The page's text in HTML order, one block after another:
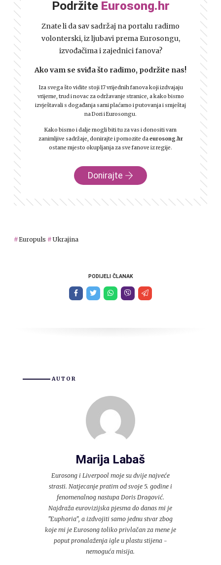
Podržite Eurosong.hr
Znate li da sav sadržaj na portalu radimo
volonterski, iz ljubavi prema Eurosongu,
izvođačima i zajednici fanova?
Ako vam se sviđa što radimo, podržite nas!
Iza svega što vidite stoji 17 vrijednih fanova koji izdvajaju
vrijeme, trud i novac za održavanje stranice, a kako bismo
izvještavali s događanja sami plaćamo i putovanja i smještaj
na Dori i Eurosongu.
Kako bismo i dalje mogli biti tu za vas i donositi vam
zanimljive sadržaje, donirajte i pomozite daeurosong.hr
ostane mjesto okupljanja za sve fanove iz regije.
Donirajte
Europuls Ukrajina
PODIJELI ČLANAK
AUTOR
Marija Labaš
Eurosong i Liverpool moje su dvije najveće
strasti. Natjecanje pratim od svoje 5. godine i
fenomenalnog nastupa Doris Dragović.
Najdraža eurovizijska pjesma do danas mi je
"Euphoria", a izdvojiti samo jednu stvar zbog
koje mi je Eurosong toliko privlačan za mene je
poput pronalaženja igle u plastu stijena -
nemoguća misija.